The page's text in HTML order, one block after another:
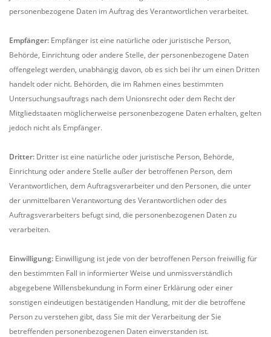
personenbezogene Daten im Auftrag des Verantwortlichen verarbeitet.
Empfänger: Empfänger ist eine natürliche oder juristische Person,
Behörde, Einrichtung oder andere Stelle, der personenbezogene Daten
offengelegt werden, unabhängig davon, ob es sich bei ihr um einen Dritten
handelt oder nicht. Behörden, die im Rahmen eines bestimmten
Untersuchungsauftrags nach dem Unionsrecht oder dem Recht der
Mitgliedstaaten möglicherweise personenbezogene Daten erhalten, gelten
jedoch nicht als Empfänger.
Dritter: Dritter ist eine natürliche oder juristische Person, Behörde,
Einrichtung oder andere Stelle außer der betroffenen Person, dem
Verantwortlichen, dem Auftragsverarbeiter und den Personen, die unter
der unmittelbaren Verantwortung des Verantwortlichen oder des
Auftragsverarbeiters befugt sind, die personenbezogenen Daten zu
verarbeiten.
Einwilligung: Einwilligung ist jede von der betroffenen Person freiwillig für
den bestimmten Fall in informierter Weise und unmissverständlich
abgegebene Willensbekundung in Form einer Erklärung oder einer
sonstigen eindeutigen bestätigenden Handlung, mit der die betroffene
Person zu verstehen gibt, dass Sie mit der Verarbeitung der Sie
betreffenden personenbezogenen Daten einverstanden ist.